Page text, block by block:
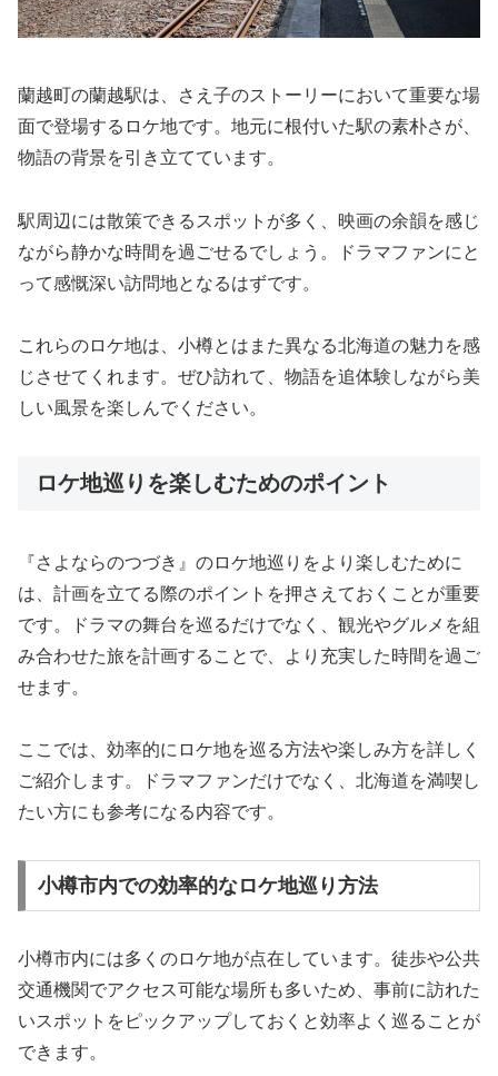
蘭越町の蘭越駅は、さえ子のストーリーにおいて重要な場
面で登場するロケ地です。地元に根付いた駅の素朴さが、
物語の背景を引き立てています。
駅周辺には散策できるスポットが多く、映画の余韻を感じ
ながら静かな時間を過ごせるでしょう。ドラマファンにと
って感慨深い訪問地となるはずです。
これらのロケ地は、小樽とはまた異なる北海道の魅力を感
じさせてくれます。ぜひ訪れて、物語を追体験しながら美
しい風景を楽しんでください。
ロケ地巡りを楽しむためのポイント
『さよならのつづき』のロケ地巡りをより楽しむために
は、計画を立てる際のポイントを押さえておくことが重要
です。ドラマの舞台を巡るだけでなく、観光やグルメを組
み合わせた旅を計画することで、より充実した時間を過ご
せます。
ここでは、効率的にロケ地を巡る方法や楽しみ方を詳しく
ご紹介します。ドラマファンだけでなく、北海道を満喫し
たい方にも参考になる内容です。
小樽市内での効率的なロケ地巡り方法
小樽市内には多くのロケ地が点在しています。徒歩や公共
交通機関でアクセス可能な場所も多いため、事前に訪れた
いスポットをピックアップしておくと効率よく巡ることが
できます。